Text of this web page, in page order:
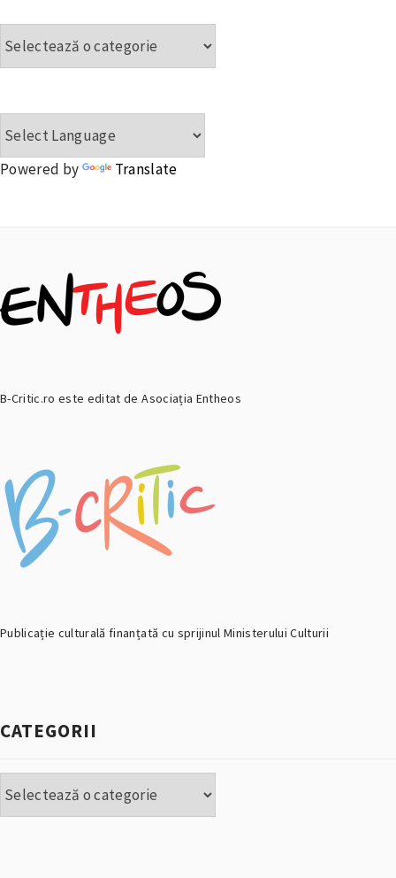
Powered by Translate
B-Critic.ro este editat de Asociația Entheos
Publicație culturală finanțată cu sprijinul Ministerului Culturii
CATEGORII